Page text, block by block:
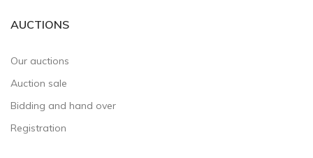
AUCTIONS
Our auctions
Auction sale
Bidding and hand over
Registration